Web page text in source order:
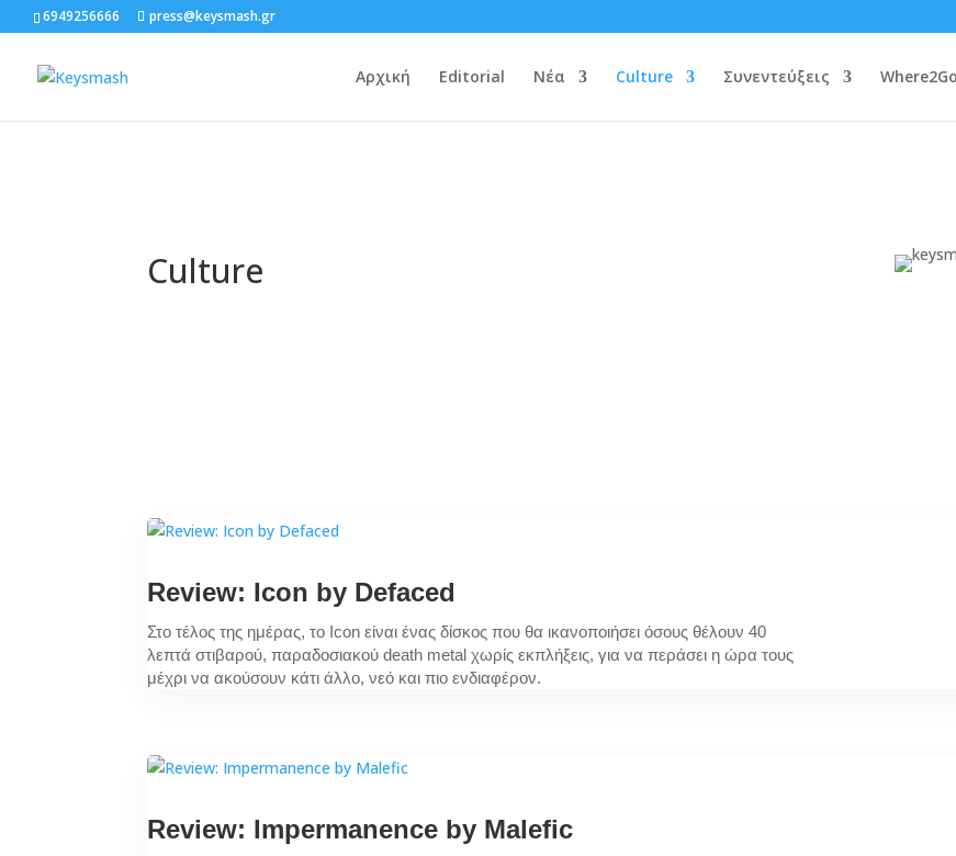
6949256666 press@keysmash.gr
Αρχική Editorial Νέα Culture Συνεντεύξεις Where2Go
Culture
Review: Icon by Defaced
Στο τέλος της ημέρας, το Icon είναι ένας δίσκος που θα ικανοποιήσει όσους θέλουν 40
λεπτά στιβαρού, παραδοσιακού death metal χωρίς εκπλήξεις, για να περάσει η ώρα τους
μέχρι να ακούσουν κάτι άλλο, νεό και πιο ενδιαφέρον.
Review: Impermanence by Malefic